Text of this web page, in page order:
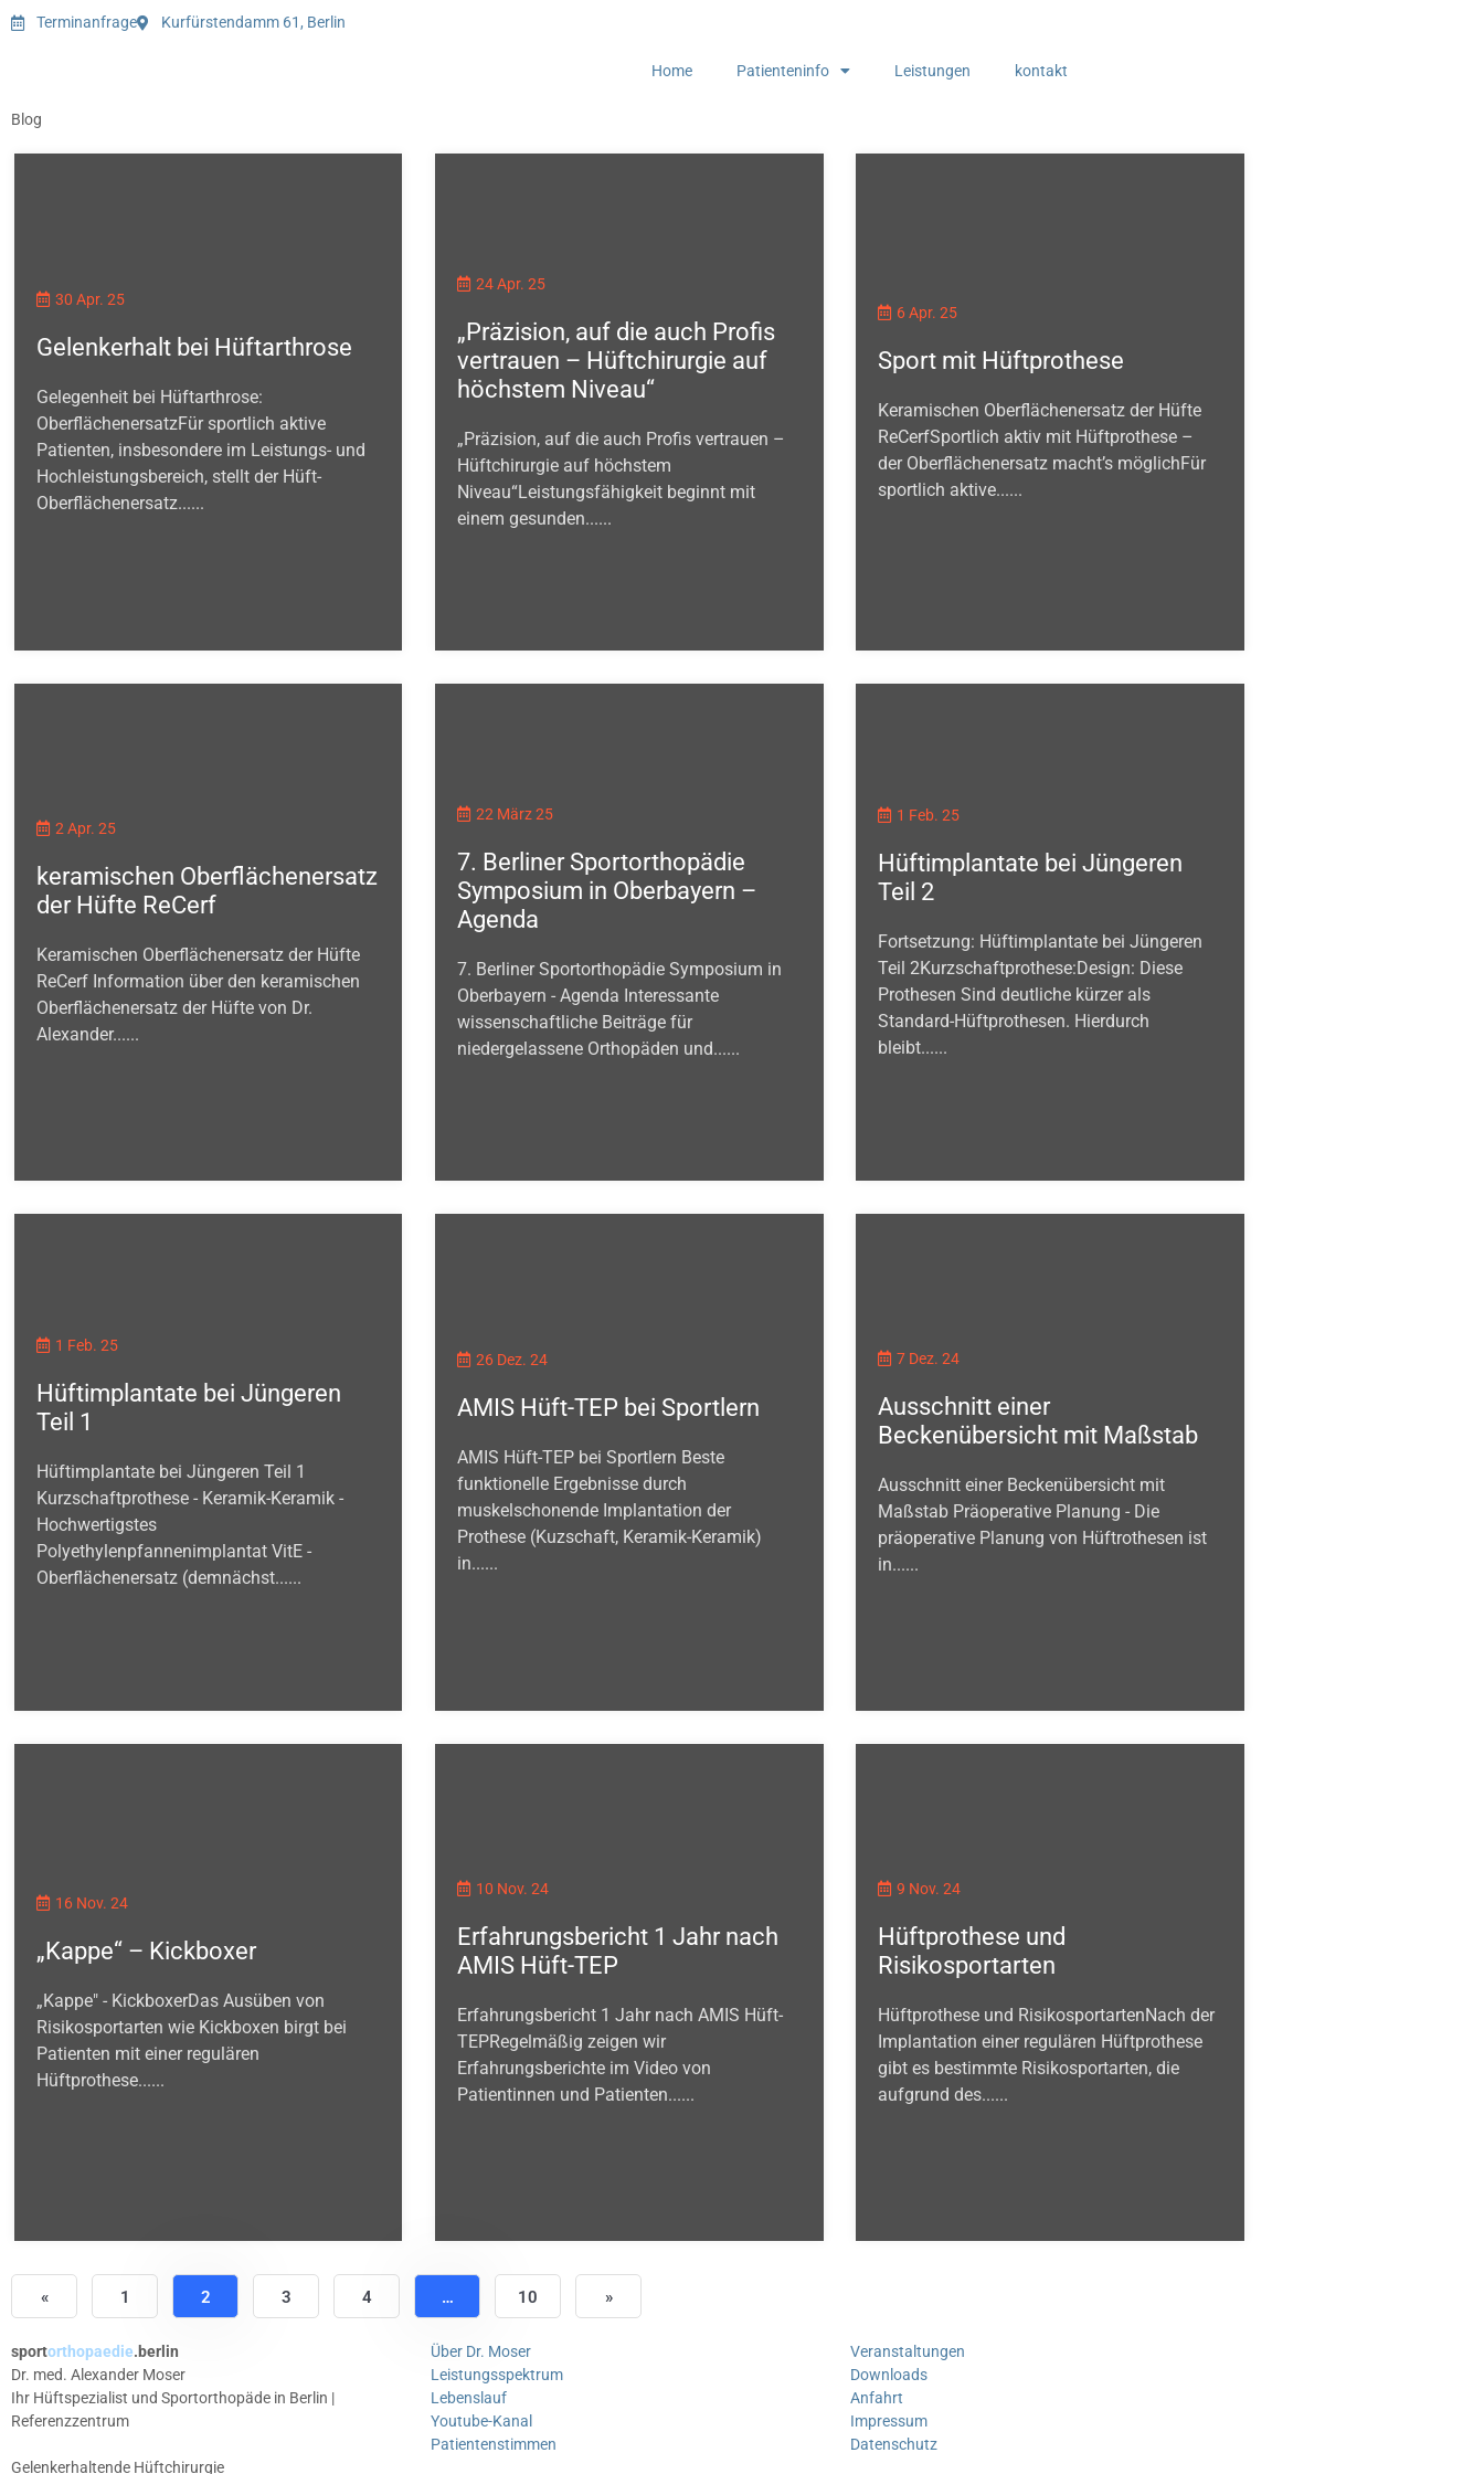
Terminanfrage Kurfürstendamm 61, Berlin
Home Patienteninfo Leistungen kontakt
Blog
30 Apr. 25
Gelenkerhalt bei Hüftarthrose
Gelegenheit bei Hüftarthrose:
OberflächenersatzFür sportlich aktive
Patienten, insbesondere im Leistungs- und
Hochleistungsbereich, stellt der Hüft-
Oberflächenersatz......
24 Apr. 25
„Präzision, auf die auch Profis
vertrauen – Hüftchirurgie auf
höchstem Niveau“
„Präzision, auf die auch Profis vertrauen –
Hüftchirurgie auf höchstem
Niveau“Leistungsfähigkeit beginnt mit
einem gesunden......
6 Apr. 25
Sport mit Hüftprothese
Keramischen Oberflächenersatz der Hüfte
ReCerfSportlich aktiv mit Hüftprothese –
der Oberflächenersatz macht’s möglichFür
sportlich aktive......
2 Apr. 25
keramischen Oberflächenersatz
der Hüfte ReCerf
Keramischen Oberflächenersatz der Hüfte
ReCerf Information über den keramischen
Oberflächenersatz der Hüfte von Dr.
Alexander......
22 März 25
7. Berliner Sportorthopädie
Symposium in Oberbayern –
Agenda
7. Berliner Sportorthopädie Symposium in
Oberbayern - Agenda Interessante
wissenschaftliche Beiträge für
niedergelassene Orthopäden und......
1 Feb. 25
Hüftimplantate bei Jüngeren
Teil 2
Fortsetzung: Hüftimplantate bei Jüngeren
Teil 2Kurzschaftprothese:Design: Diese
Prothesen Sind deutliche kürzer als
Standard-Hüftprothesen. Hierdurch
bleibt......
1 Feb. 25
Hüftimplantate bei Jüngeren
Teil 1
Hüftimplantate bei Jüngeren Teil 1
Kurzschaftprothese - Keramik-Keramik -
Hochwertigstes
Polyethylenpfannenimplantat VitE -
Oberflächenersatz (demnächst......
26 Dez. 24
AMIS Hüft-TEP bei Sportlern
AMIS Hüft-TEP bei Sportlern Beste
funktionelle Ergebnisse durch
muskelschonende Implantation der
Prothese (Kuzschaft, Keramik-Keramik)
in......
7 Dez. 24
Ausschnitt einer
Beckenübersicht mit Maßstab
Ausschnitt einer Beckenübersicht mit
Maßstab Präoperative Planung - Die
präoperative Planung von Hüftrothesen ist
in......
16 Nov. 24
„Kappe“ – Kickboxer
„Kappe" - KickboxerDas Ausüben von
Risikosportarten wie Kickboxen birgt bei
Patienten mit einer regulären
Hüftprothese......
10 Nov. 24
Erfahrungsbericht 1 Jahr nach
AMIS Hüft-TEP
Erfahrungsbericht 1 Jahr nach AMIS Hüft-
TEPRegelmäßig zeigen wir
Erfahrungsberichte im Video von
Patientinnen und Patienten......
9 Nov. 24
Hüftprothese und
Risikosportarten
Hüftprothese und RisikosportartenNach der
Implantation einer regulären Hüftprothese
gibt es bestimmte Risikosportarten, die
aufgrund des......
« 1 2 3 4 … 10 »
sportorthopaedie.berlin
Dr. med. Alexander Moser
Ihr Hüftspezialist und Sportorthopäde in Berlin |
Referenzzentrum
Gelenkerhaltende Hüftchirurgie
Über Dr. Moser
Leistungsspektrum
Lebenslauf
Youtube-Kanal
Patientenstimmen
Veranstaltungen
Downloads
Anfahrt
Impressum
Datenschutz